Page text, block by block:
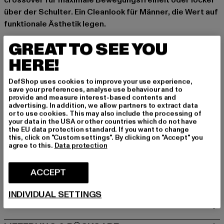
über der Schulter. Ein Cleanlook für Männer, die Wert auf
funktionale Ästhetik legen.
Kat.: Umhängetaschen
Farbe: schwarz
Hersteller Farbe: black
Materialzusammensetzung: 100% Kunststoff
Art.Nr: PD00004605-00007
Hersteller: Urban Styles Agency GmbH & Co. KG |
agentur@urbanstylesagency.com
Schanzenstraße 41 | 51063 Köln | DE
GRÖSSE & PASSFORM
PFLEGEHINWEISE
GREAT TO SEE YOU
HERE!
DefShop uses cookies to improve your use experience,
save your preferences, analyse use behaviour and to
provide and measure interest-based contents and
advertising. In addition, we allow partners to extract data
or to use cookies. This may also include the processing of
your data in the USA or other countries which do not have
the EU data protection standard. If you want to change
this, click on "Custom settings". By clicking on "Accept" you
agree to this. Data protection
ACCEPT
INDIVIDUAL SETTINGS